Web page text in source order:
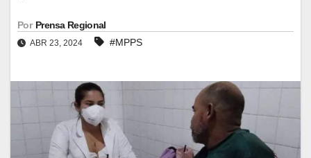
Por Prensa Regional
ABR 23, 2024 #MPPS